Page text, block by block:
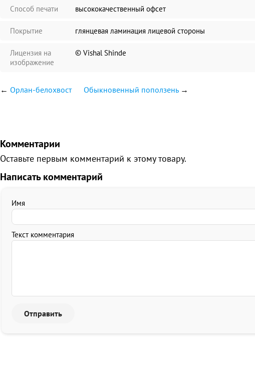
Способ печати высококачественный офсет
Покрытие глянцевая ламинация лицевой стороны
Лицензия на
изображение
© Vishal Shinde
← Орлан-белохвост Обыкновенный поползень→
Комментарии
Оставьте первым комментарий к этому товару.
Написать комментарий
Имя
Текст комментария